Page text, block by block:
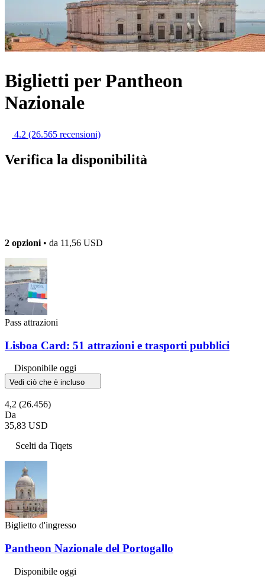
Biglietti per Pantheon
Nazionale
4.2 (26.565 recensioni)
Verifica la disponibilità
2 opzioni • da 11,56 USD
Pass attrazioni
Lisboa Card: 51 attrazioni e trasporti pubblici
Disponibile oggi
Vedi ciò che è incluso
4,2 (26.456)
Da
35,83 USD
Scelti da Tiqets
Biglietto d'ingresso
Pantheon Nazionale del Portogallo
Disponibile oggi